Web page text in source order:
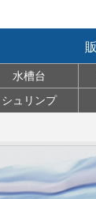
水槽台
シュリンプ